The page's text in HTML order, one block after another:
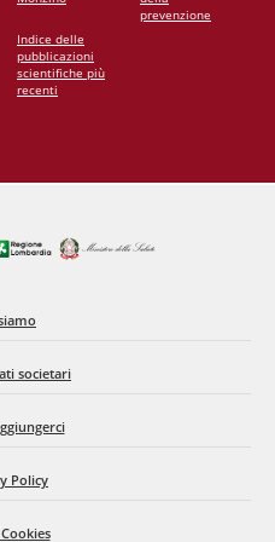
Indice delle
pubblicazioni
scientifiche più
recenti
prevenzione
societari
Policy